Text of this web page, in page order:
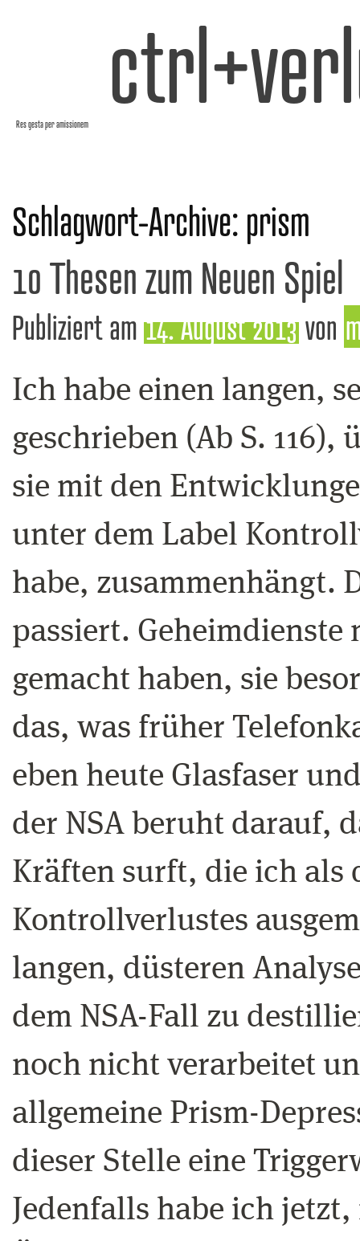
Res gesta per amissionem
Schlagwort-Archive:prism
10 Thesen zum Neuen Spiel
Publiziert am 14. August 2013von
Ich habe einen langen,
geschrieben (Ab S.
sie mit den
unter dem Label
habe, zusammenhängt.
passiert. Geheimdienste
gemacht haben, sie
das, was früher
eben heute Glasfaser
der NSA beruht darauf,
Kräften surft, die ich als
Kontrollverlustes
langen, düsteren
dem NSA-Fall zu
noch nicht verarbeitet
allgemeine Prism-
dieser Stelle eine
Jedenfalls habe ich